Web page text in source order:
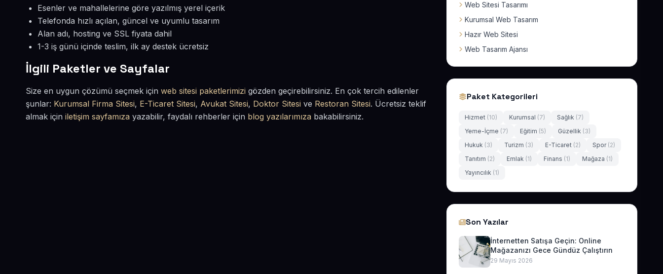
Esenler ve mahallelerine göre yazılmış yerel içerik
Telefonda hızlı açılan, güncel ve uyumlu tasarım
Alan adı, hosting ve SSL fiyata dahil
1-3 iş günü içinde teslim, ilk ay destek ücretsiz
İlgili Paketler ve Sayfalar
Size en uygun çözümü seçmek için web sitesi paketlerimizi gözden geçirebilirsiniz. En çok tercih edilenler
şunlar: Kurumsal Firma Sitesi, E-Ticaret Sitesi, Avukat Sitesi, Doktor Sitesi ve Restoran Sitesi. Ücretsiz teklif
almak için iletişim sayfamıza yazabilir, faydalı rehberler için blog yazılarımıza bakabilirsiniz.
Web Sitesi Tasarımı
Kurumsal Web Tasarım
Hazır Web Sitesi
Web Tasarım Ajansı
Paket Kategorileri
Hizmet (10) Kurumsal (7) Sağlık (7)
Yeme-İçme (7) Eğitim (5) Güzellik (3)
Hukuk (3) Turizm (3) E-Ticaret (2) Spor (2)
Tanıtım (2) Emlak (1) Finans (1) Mağaza (1)
Yayıncılık (1)
Son Yazılar
İnternetten Satışa Geçin: Online
Mağazanızı Gece Gündüz Çalıştırın
29 Mayıs 2026